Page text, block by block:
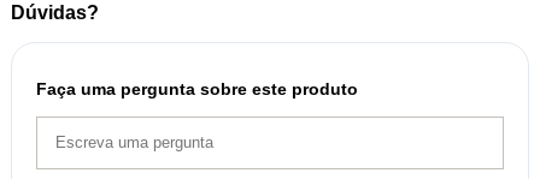
Dúvidas?
Faça uma pergunta sobre este produto